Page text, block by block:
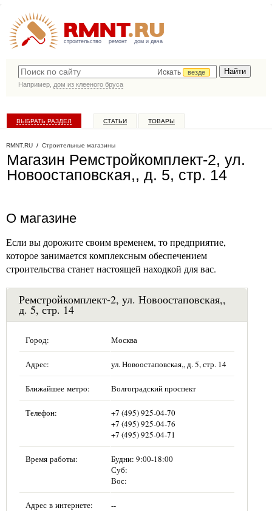
строительство ремонт дом и дача
Искать
везде
Например, дом из клееного бруса
ВЫБРАТЬ РАЗДЕЛ СТАТЬИ ТОВАРЫ
RMNT.RU / Строительные магазины
Магазин Ремстройкомплект-2, ул.
Новоостаповская,, д. 5, стр. 14
О магазине
Если вы дорожите своим временем, то предприятие,
которое занимается комплексным обеспечением
строительства станет настоящей находкой для вас.
Ремстройкомплект-2, ул. Новоостаповская,,
д. 5, стр. 14
Город: Москва
Адрес: ул. Новоостаповская,, д. 5, стр. 14
Ближайшее метро: Волгоградский проспект
Телефон:
+7 (495) 925-04-70
+7 (495) 925-04-76
+7 (495) 925-04-71
Время работы:
Будни: 9:00-18:00
Суб:
Вос:
Адрес в интернете: --